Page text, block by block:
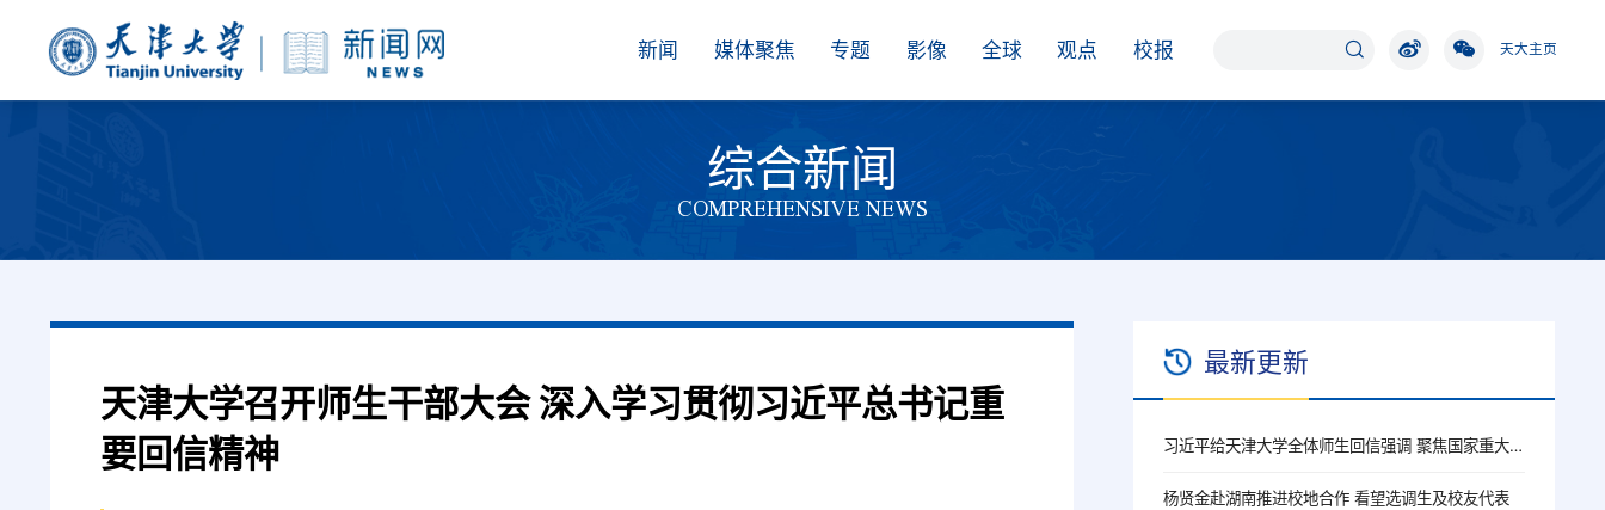
新闻 媒体聚焦 专题 影像 全球 观点 校报 天大主页
综合新闻
COMPREHENSIVE NEWS
天津大学召开师生干部大会 深入学习贯彻习近平总书记重
要回信精神
最新更新
习近平给天津大学全体师生回信强调 聚焦国家重大战略需求提高人才培养质量 更好服务经济社会发展
杨贤金赴湖南推进校地合作 看望选调生及校友代表